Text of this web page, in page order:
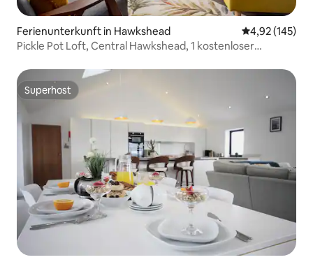
Ferienunterkunft in Hawkshead
4,92 (145)
Pickle Pot Loft, Central Hawkshead, 1 kostenloser
Superhost
Superhost